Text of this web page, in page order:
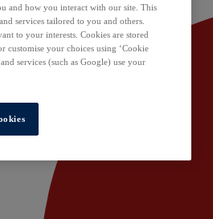
and how you interact with our site. This
services tailored to you and others.
to your interests. Cookies are stored
customise your choices using ‘Cookie
services (such as Google) use your